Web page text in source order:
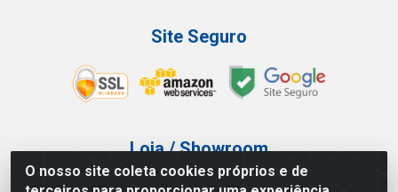
O nosso site coleta cookies próprios e de
Site Seguro
Loja / Showroom
Tel.: (11) 3227-0546